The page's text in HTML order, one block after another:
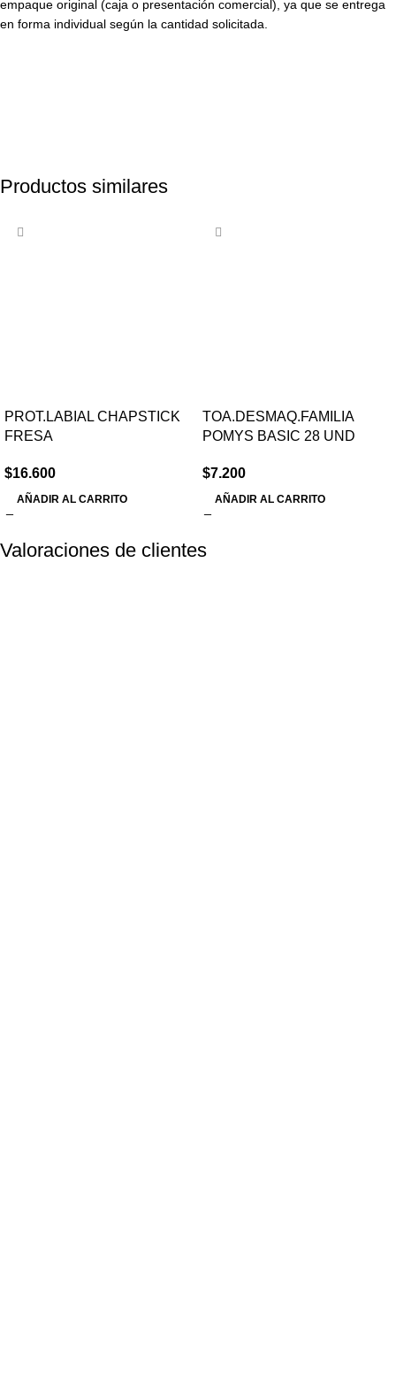
empaque original (caja o presentación comercial), ya que se entrega
en forma individual según la cantidad solicitada.
Productos similares
PROT.LABIAL CHAPSTICK
FRESA
$16.600
AÑADIR AL CARRITO
TOA.DESMAQ.FAMILIA
POMYS BASIC 28 UND
$7.200
AÑADIR AL CARRITO
Valoraciones de clientes